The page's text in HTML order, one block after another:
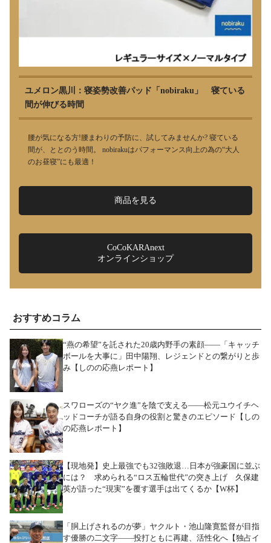
ユメロン黒川：寝姿勢改善パッド「nobiraku」 寝ている
間が伸びる時間
腰が気になる方!腰まわりの予防に、試してみませんか? 寝ている
間が、ととのう時間。 nobirakuはパフォーマンス向上の為の“大人
のお昼寝”にも最適！
商品を見る
CoCoKARAnext
オンラインショップ
おすすめコラム
“燕の希望”を託された20歳内野手の素顔――「キャッチ
ボールを大事に」田中陽翔、レジェンドとの繋がりと歩
み【しのの応燕レポート】
スワローズの“ヤク進”を陰で支える――松元ユウイチヘ
ッドコーチが語る自身の役割と驚きのエピソード【しの
の応燕レポート】
【現地発】史上最強でも32強敗退…日本が強豪国に並ぶ
には？ 求められる“ロス五輪世代”の突き上げ 久保建
英が語った“現実”を覆す選手は出てくるか【W杯】
「胴上げされるのが夢」ヤクルト・池山隆寛監督が目指
す優勝の二文字――投打ともに再建、活性化へ【独占イ